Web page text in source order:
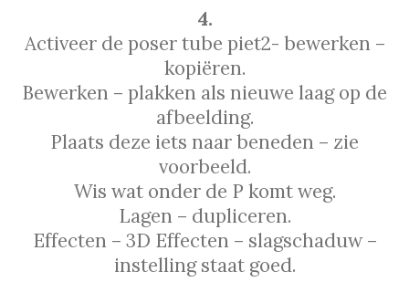
4.
Activeer de poser tube piet2- bewerken –
kopiёren.
Bewerken – plakken als nieuwe laag op de
afbeelding.
Plaats deze iets naar beneden – zie
voorbeeld.
Wis wat onder de P komt weg.
Lagen – dupliceren.
Effecten – 3D Effecten – slagschaduw –
instelling staat goed.